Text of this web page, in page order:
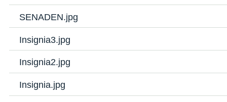
SENADEN.jpg
Insignia3.jpg
Insignia2.jpg
Insignia.jpg